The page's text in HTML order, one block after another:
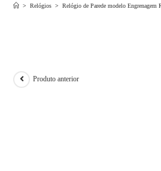
> Relógios > Relógio de Parede modelo Engrenagem
Produto anterior